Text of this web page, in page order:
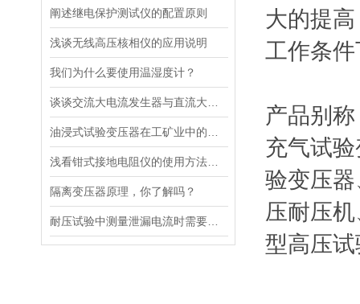
阐述继电保护测试仪的配置原则
浅谈无线高压核相仪的应用说明
我们为什么要使用温湿度计？
隔离变压器原理，你了解吗？
大的提
工作条
产品别称
充气试
验变压
压耐压
型高压